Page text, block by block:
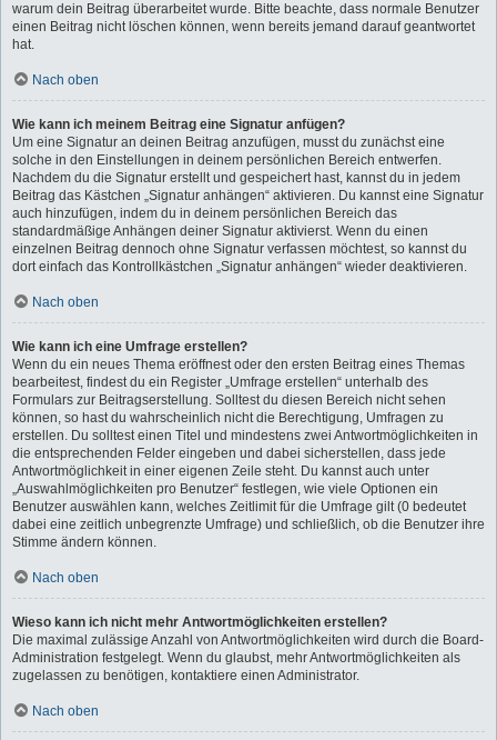
warum dein Beitrag überarbeitet wurde. Bitte beachte, dass normale Benutzer
einen Beitrag nicht löschen können, wenn bereits jemand darauf geantwortet
hat.
Nach oben
Wie kann ich meinem Beitrag eine Signatur anfügen?
Um eine Signatur an deinen Beitrag anzufügen, musst du zunächst eine
solche in den Einstellungen in deinem persönlichen Bereich entwerfen.
Nachdem du die Signatur erstellt und gespeichert hast, kannst du in jedem
Beitrag das Kästchen „Signatur anhängen“ aktivieren. Du kannst eine Signatur
auch hinzufügen, indem du in deinem persönlichen Bereich das
standardmäßige Anhängen deiner Signatur aktivierst. Wenn du einen
einzelnen Beitrag dennoch ohne Signatur verfassen möchtest, so kannst du
dort einfach das Kontrollkästchen „Signatur anhängen“ wieder deaktivieren.
Nach oben
Wie kann ich eine Umfrage erstellen?
Wenn du ein neues Thema eröffnest oder den ersten Beitrag eines Themas
bearbeitest, findest du ein Register „Umfrage erstellen“ unterhalb des
Formulars zur Beitragserstellung. Solltest du diesen Bereich nicht sehen
können, so hast du wahrscheinlich nicht die Berechtigung, Umfragen zu
erstellen. Du solltest einen Titel und mindestens zwei Antwortmöglichkeiten in
die entsprechenden Felder eingeben und dabei sicherstellen, dass jede
Antwortmöglichkeit in einer eigenen Zeile steht. Du kannst auch unter
„Auswahlmöglichkeiten pro Benutzer“ festlegen, wie viele Optionen ein
Benutzer auswählen kann, welches Zeitlimit für die Umfrage gilt (0 bedeutet
dabei eine zeitlich unbegrenzte Umfrage) und schließlich, ob die Benutzer ihre
Stimme ändern können.
Nach oben
Wieso kann ich nicht mehr Antwortmöglichkeiten erstellen?
Die maximal zulässige Anzahl von Antwortmöglichkeiten wird durch die Board-
Administration festgelegt. Wenn du glaubst, mehr Antwortmöglichkeiten als
zugelassen zu benötigen, kontaktiere einen Administrator.
Nach oben